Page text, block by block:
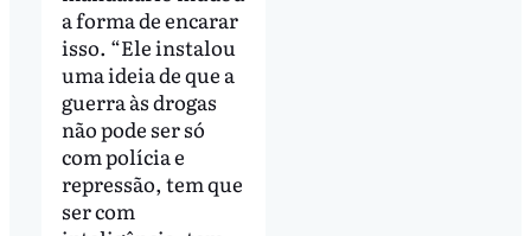
a forma de encarar
isso. “Ele instalou
uma ideia de que a
guerra às drogas
não pode ser só
com polícia e
repressão, tem que
ser com